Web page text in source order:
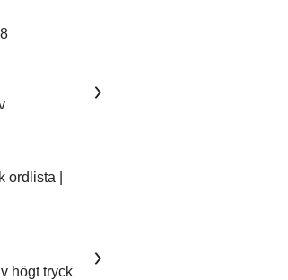
|
högt tryck